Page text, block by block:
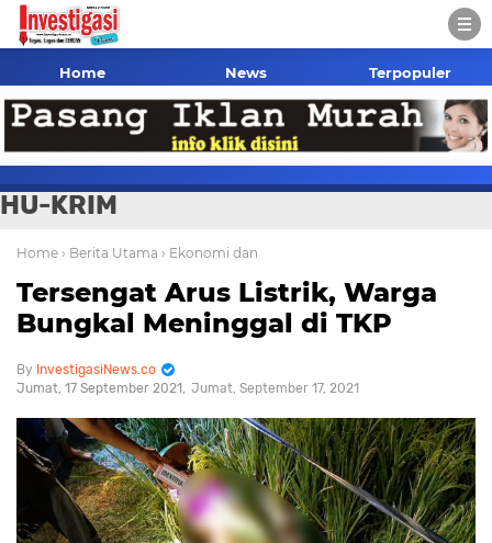
Home News Terpopuler
HU-KRIM
Home › Berita Utama › Ekonomi dan
Tersengat Arus Listrik, Warga
Bungkal Meninggal di TKP
InvestigasiNews.co
Jumat, 17 September 2021
Jumat, September 17, 2021